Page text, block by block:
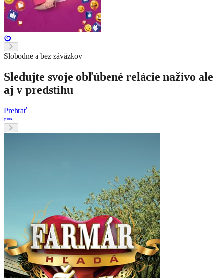
Slobodne a bez záväzkov
Sledujte svoje obľúbené relácie naživo ale
aj v predstihu
Prehrať